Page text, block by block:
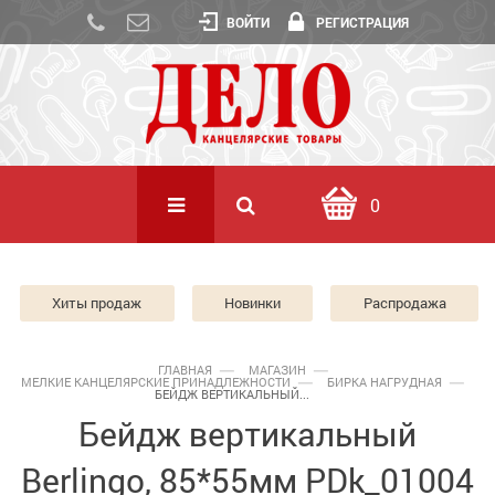
ВОЙТИ РЕГИСТРАЦИЯ
0
Хиты продаж Новинки Распродажа
ГЛАВНАЯ МАГАЗИН
МЕЛКИЕ КАНЦЕЛЯРСКИЕ ПРИНАДЛЕЖНОСТИ БИРКА НАГРУДНАЯ
БЕЙДЖ ВЕРТИКАЛЬНЫЙ...
Бейдж вертикальный
Berlingo, 85*55мм PDk_01004